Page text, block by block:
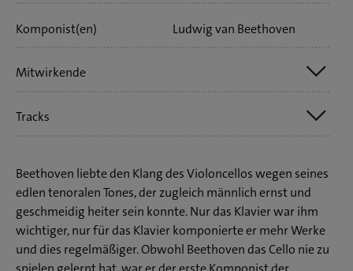
Komponist(en) Ludwig van Beethoven
Mitwirkende
David Geringas
Tracks
CD 1 Tr. 1 Ludwig van Beethoven: Sonate F-Dur op. 5 Nr. 1
für Violoncello und Klavier
CD 1 Tr. 3 Ludwig van Beethoven: Sonate g-Moll op. 5 Nr. 2
für Violoncello und Klavier
Beethoven liebte den Klang des Violoncellos wegen seines
edlen tenoralen Tones, der zugleich männlich ernst und
geschmeidig heiter sein konnte. Nur das Klavier war ihm
wichtiger, nur für das Klavier komponierte er mehr Werke
und dies regelmäßiger. Obwohl Beethoven das Cello nie zu